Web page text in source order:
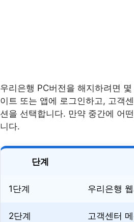
우리은행 PC버전을 해지하려면
이트 또는 앱에 로그인하고, 고객
션을 선택합니다. 만약 중간에 어
니다.
단계
1단계 우리은행
2단계 고객센터